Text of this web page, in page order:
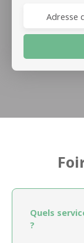
Adresse
Quels
?